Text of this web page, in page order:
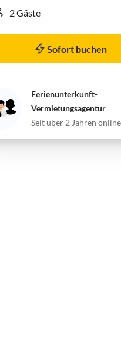
Sofort buchen
Ferienunterkunft-
Vermietungsagentur
Seit über 2 Jahren online